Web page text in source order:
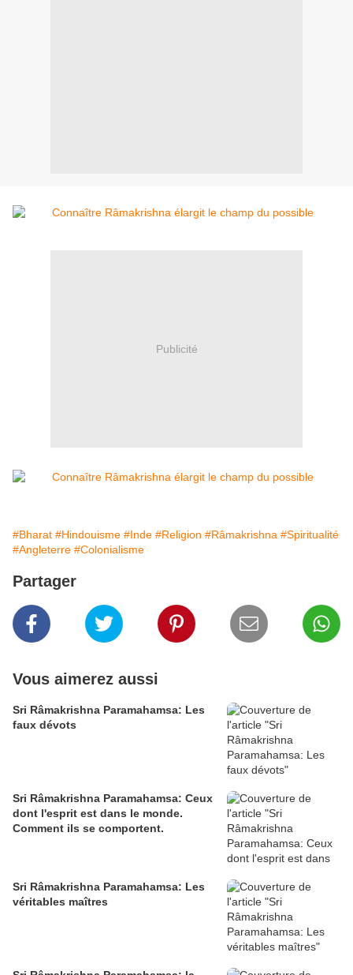
Publicité
#Bharat #Hindouisme #Inde #Religion #Râmakrishna #Spiritualité
#Angleterre #Colonialisme
Partager
Vous aimerez aussi
Sri Râmakrishna Paramahamsa: Les
faux dévots
Sri Râmakrishna Paramahamsa: Ceux
dont l'esprit est dans le monde.
Comment ils se comportent.
Sri Râmakrishna Paramahamsa: Les
véritables maîtres